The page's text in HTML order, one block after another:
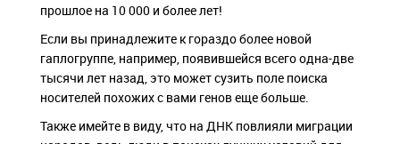
прошлое на 10 000 и более лет!
Если вы принадлежите к гораздо более новой
гаплогруппе, например, появившейся всего одна-две
тысячи лет назад, это может сузить поле поиска
носителей похожих с вами генов еще больше.
Также имейте в виду, что на ДНК повлияли миграции